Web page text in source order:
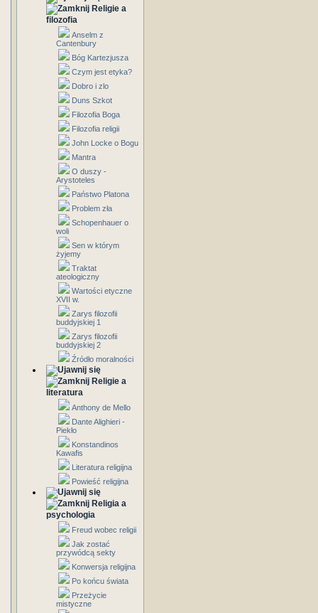
Religie a
filozofia
Anselm z
Cantenbury
Bóg Kartezjusza
Czym jest etyka?
Dobro i zlo
Duns Szkot
Filozofia Boga
Filozofia religii
John Locke o Bogu
Mantra
O duszy -
Arystoteles
Państwo Platona
Problem zła
Schopenhauer o
woli
Sen w którym
żyjemy
Traktat
ateologiczny
Wartości etyczne
XVII w.
Zarys filozofii
buddyjskiej 1
Zarys filozofii
buddyjskiej 2
Źródło moralności
Religie a
literatura
Anthony de Mello
Dante Alighieri -
Piekło
Konstandinos
Kawafis
Literatura religijna
Powieść religijna
Religia a
psychologia
Freud wobec religii
Jak zostać
przywódcą sekty
Konwersja religijna
Po końcu świata
Przeżycie
mistyczne